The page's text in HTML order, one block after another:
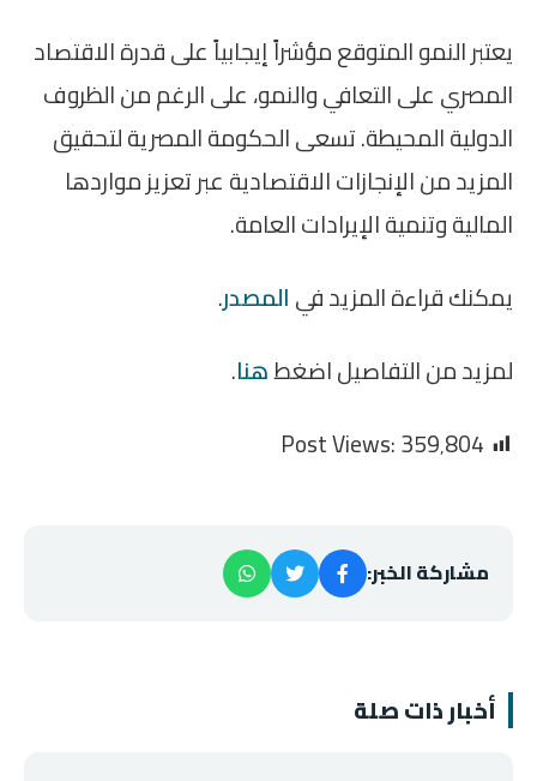
يعتبر النمو المتوقع مؤشراً إيجابياً على قدرة الاقتصاد
المصري على التعافي والنمو، على الرغم من الظروف
الدولية المحيطة. تسعى الحكومة المصرية لتحقيق
المزيد من الإنجازات الاقتصادية عبر تعزيز مواردها
المالية وتنمية الإيرادات العامة.
يمكنك قراءة المزيد فيالمصدر.
لمزيد من التفاصيل اضغطهنا.
Post Views:359٬804
مشاركة الخبر:
أخبار ذات صلة